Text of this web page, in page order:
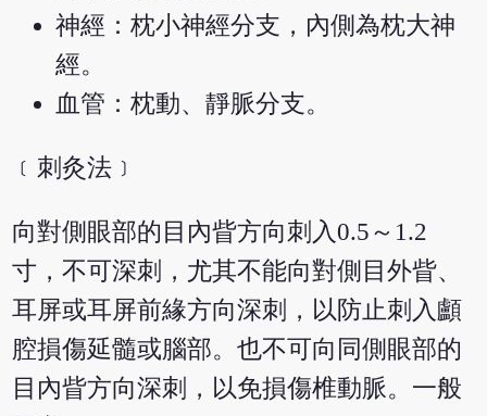
神經：枕小神經分支，內側為枕大神
經。
血管：枕動、靜脈分支。
﹝刺灸法﹞
向對側眼部的目內眥方向刺入0.5～1.2
寸，不可深刺，尤其不能向對側目外眥、
耳屏或耳屏前緣方向深刺，以防止刺入顱
腔損傷延髓或腦部。也不可向同側眼部的
目內眥方向深刺，以免損傷椎動脈。一般